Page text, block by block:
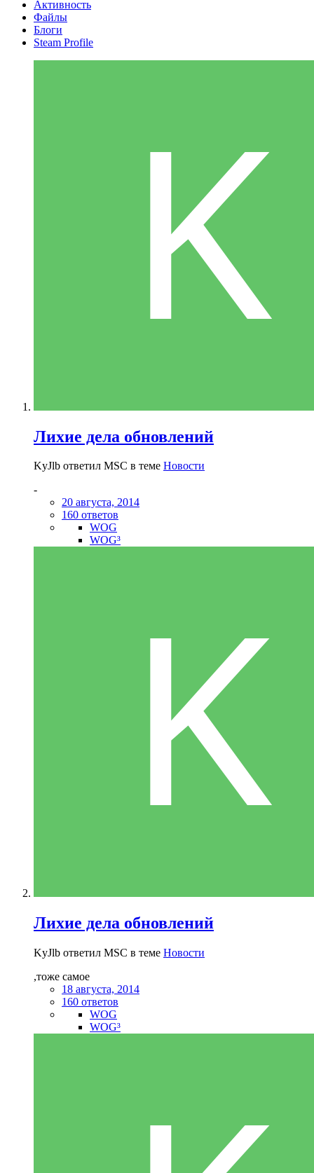
Активность
Файлы
Блоги
Steam Profile
Лихие дела обновлений
KyJlb ответил MSC в теме Новости
-
20 августа, 2014
160 ответов
WOG
WOG³
Лихие дела обновлений
KyJlb ответил MSC в теме Новости
,тоже самое
18 августа, 2014
160 ответов
WOG
WOG³